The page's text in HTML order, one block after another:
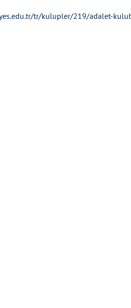
tr/kulupler/219/adalet-